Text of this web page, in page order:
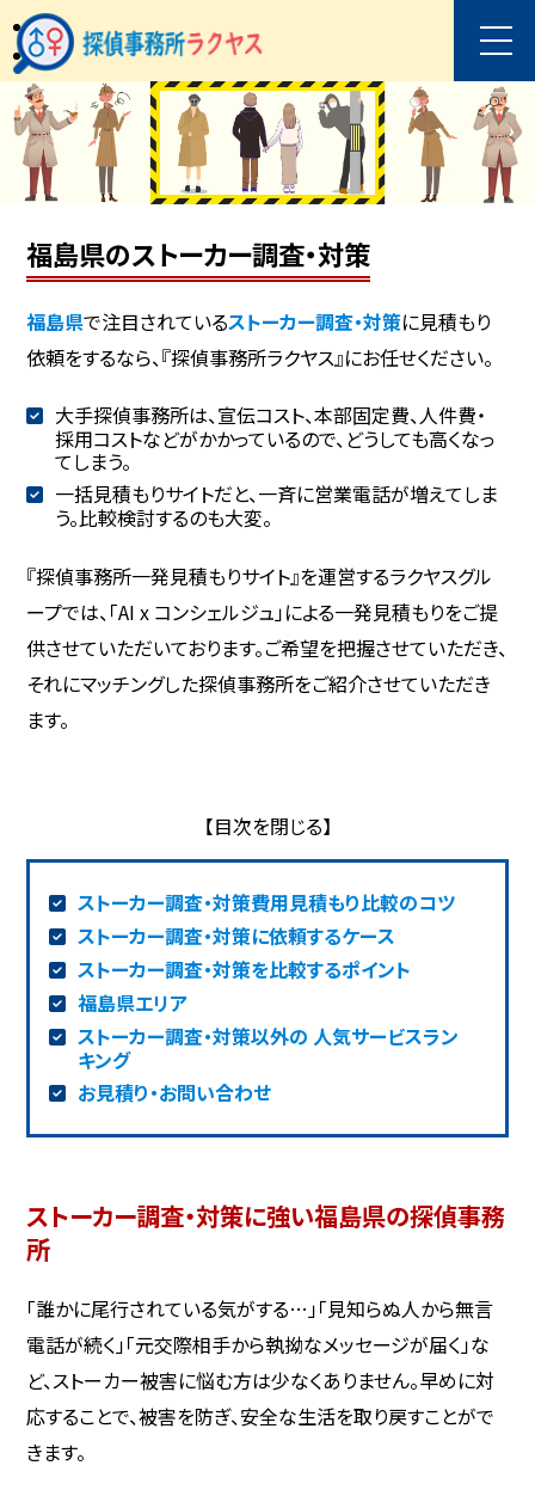
福島県のストーカー調査・対策
福島県で注目されているストーカー調査・対策に見積もり
依頼をするなら、『探偵事務所ラクヤス』にお任せください。
大手探偵事務所は、宣伝コスト、本部固定費、人件費・
採用コストなどがかかっているので、どうしても高くなっ
てしまう。
一括見積もりサイトだと、一斉に営業電話が増えてしま
う。比較検討するのも大変。
『探偵事務所一発見積もりサイト』を運営するラクヤスグル
ープでは、「AI x コンシェルジュ」による一発見積もりをご提
供させていただいております。ご希望を把握させていただき、
それにマッチングした探偵事務所をご紹介させていただき
ます。
ストーカー調査・対策費用見積もり比較のコツ
ストーカー調査・対策に依頼するケース
ストーカー調査・対策を比較するポイント
福島県エリア
ストーカー調査・対策以外の 人気サービスラン
キング
お見積り・お問い合わせ
ストーカー調査・対策に強い福島県の探偵事務
所
「誰かに尾行されている気がする…」「見知らぬ人から無言
電話が続く」「元交際相手から執拗なメッセージが届く」な
ど、ストーカー被害に悩む方は少なくありません。早めに対
応することで、被害を防ぎ、安全な生活を取り戻すことがで
きます。